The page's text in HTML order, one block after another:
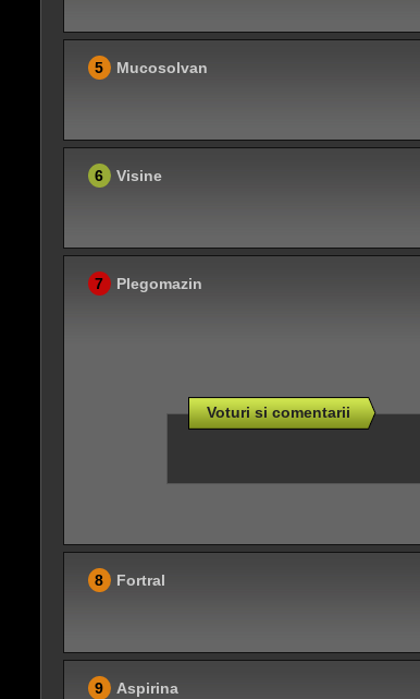
5 Mucosolvan
6 Visine
7 Plegomazin
Voturi si comentarii
8 Fortral
9 Aspirina